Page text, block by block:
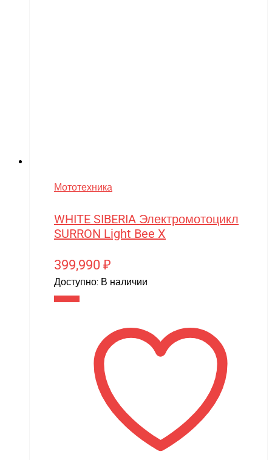
Мототехника
WHITE SIBERIA Электромотоцикл
SURRON Light Bee X
399,990 ₽
Доступно: В наличии